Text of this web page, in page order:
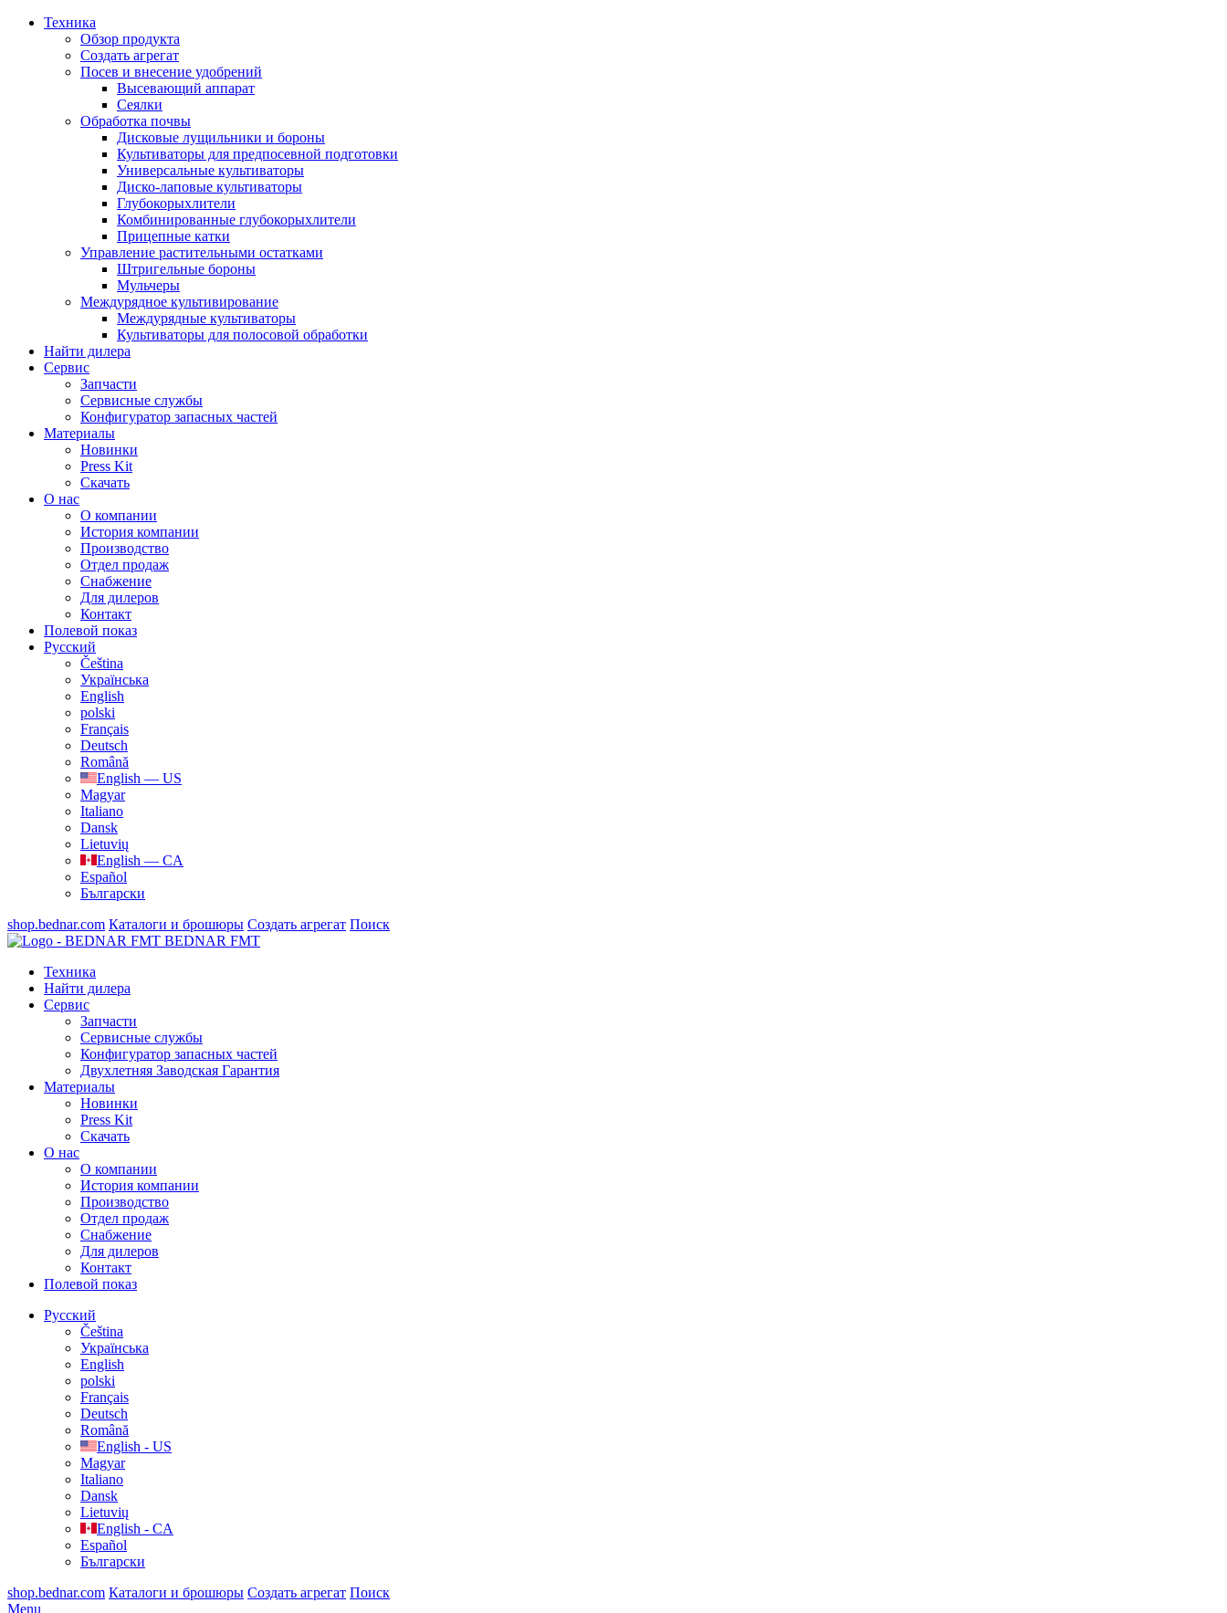
Техника
Обзор продукта
Создать агрегат
Посев и внесение удобрений
Высевающий аппарат
Сеялки
Oбработка почвы
Дисковые лущильники и бороны
Культиваторы для предпосевной подготовки
Универсальные культиваторы
Диско-лаповые культиваторы
Глубокорыхлители
Комбинированные глубокорыхлители
Прицепные катки
Управление растительными остатками
Штригельные бороны
Мульчеры
Междурядное культивирование
Междурядные культиваторы
Культиваторы для полосовой обработки
Найти дилера
Сервис
Запчасти
Сервисные службы
Конфигуратор запасных частей
Материалы
Новинки
Press Kit
Скачать
О нас
О компании
История компании
Производство
Отдел продаж
Cнабжение
Для дилеров
Контакт
Полевой показ
Русский
Čeština
Українська
English
polski
Français
Deutsch
Română
English — US
Magyar
Italiano
Dansk
Lietuvių
English — CA
Español
Български
shop.bednar.com Каталоги и брошюры Создать агрегат Поиск
BEDNAR FMT
Техника
Найти дилера
Сервис
Запчасти
Сервисные службы
Конфигуратор запасных частей
Двухлетняя Заводская Гарантия
Материалы
Новинки
Press Kit
Скачать
О нас
О компании
История компании
Производство
Отдел продаж
Cнабжение
Для дилеров
Контакт
Полевой показ
Русский
Čeština
Українська
English
polski
Français
Deutsch
Română
English - US
Magyar
Italiano
Dansk
Lietuvių
English - CA
Español
Български
shop.bednar.com Каталоги и брошюры Создать агрегат Поиск
Menu